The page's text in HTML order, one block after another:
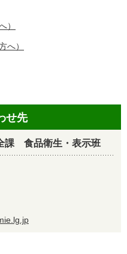
）
へ）
せ先
食品衛生・表示班